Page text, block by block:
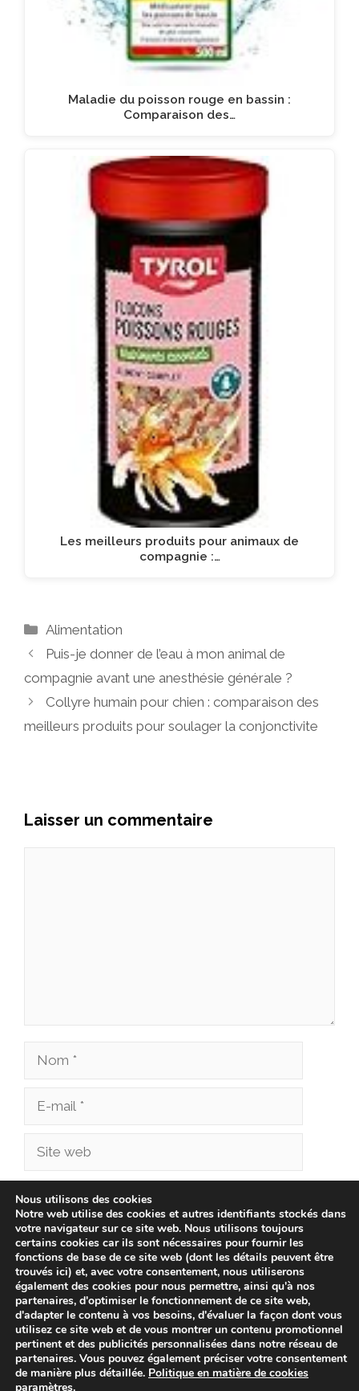
Maladie du poisson rouge en bassin :
Comparaison des…
Les meilleurs produits pour animaux de
compagnie :…
Catégories
Alimentation
Puis-je donner de l’eau à mon animal de
compagnie avant une anesthésie générale ?
Collyre humain pour chien : comparaison des
meilleurs produits pour soulager la conjonctivite
Laisser un commentaire
Nom
Site
Enregistrer mon nom, mon e-mail et mon site
dans le navigateur pour mon prochain
commentaire.
Nous utilisons des cookies
Notre web utilise des cookies et autres identifiants stockés dans
votre navigateur sur ce site web. Nous utilisons toujours
certains cookies car ils sont nécessaires pour fournir les
fonctions de base de ce site web (dont les détails peuvent être
trouvés ici) et, avec votre consentement, nous utiliserons
également des cookies pour nous permettre, ainsi qu'à nos
partenaires, d'optimiser le fonctionnement de ce site web,
d'adapter le contenu à vos besoins, d'évaluer la façon dont vous
utilisez ce site web et de vous montrer un contenu promotionnel
pertinent et des publicités personnalisées dans notre réseau de
partenaires. Vous pouvez également préciser votre consentement
de manière plus détaillée. Politique en matière de cookies
paramètres.